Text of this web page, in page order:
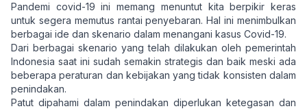
Pandemi covid-19 ini memang menuntut kita berpikir keras
untuk segera memutus rantai penyebaran. Hal ini menimbulkan
berbagai ide dan skenario dalam menangani kasus Covid-19.
Dari berbagai skenario yang telah dilakukan oleh pemerintah
Indonesia saat ini sudah semakin strategis dan baik meski ada
beberapa peraturan dan kebijakan yang tidak konsisten dalam
penindakan.
Patut dipahami dalam penindakan diperlukan ketegasan dan